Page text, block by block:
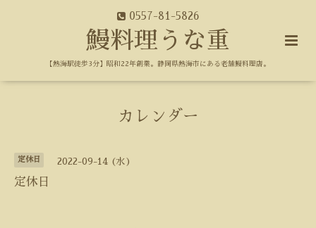
0557-81-5826
鰻料理うな重
【熱海駅徒歩3分】昭和22年創業。静岡県熱海市にある老舗鰻料理店。
カレンダー
定休日 2022-09-14 (水)
定休日